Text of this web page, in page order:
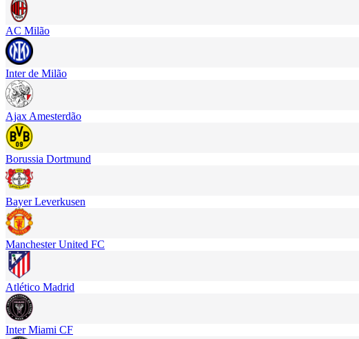
AC Milão
Inter de Milão
Ajax Amesterdão
Borussia Dortmund
Bayer Leverkusen
Manchester United FC
Atlético Madrid
Inter Miami CF